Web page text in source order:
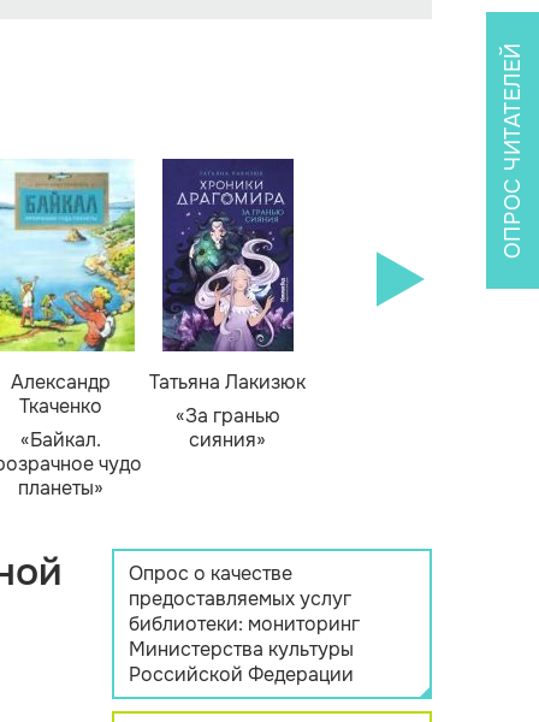
Александр
Ткаченко
«Байкал.
чудо
планеты»
Татьяна Лакизюк
«За гранью
сияния»
ОПРОС ЧИТАТЕЛЕЙ
Опрос о качестве
предоставляемых услуг
библиотеки: мониторинг
Министерства культуры
Российской Федерации